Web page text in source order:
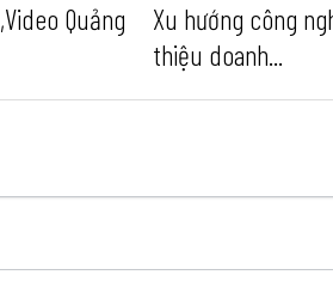
Quảng
Xu hướng công
thiệu doanh...